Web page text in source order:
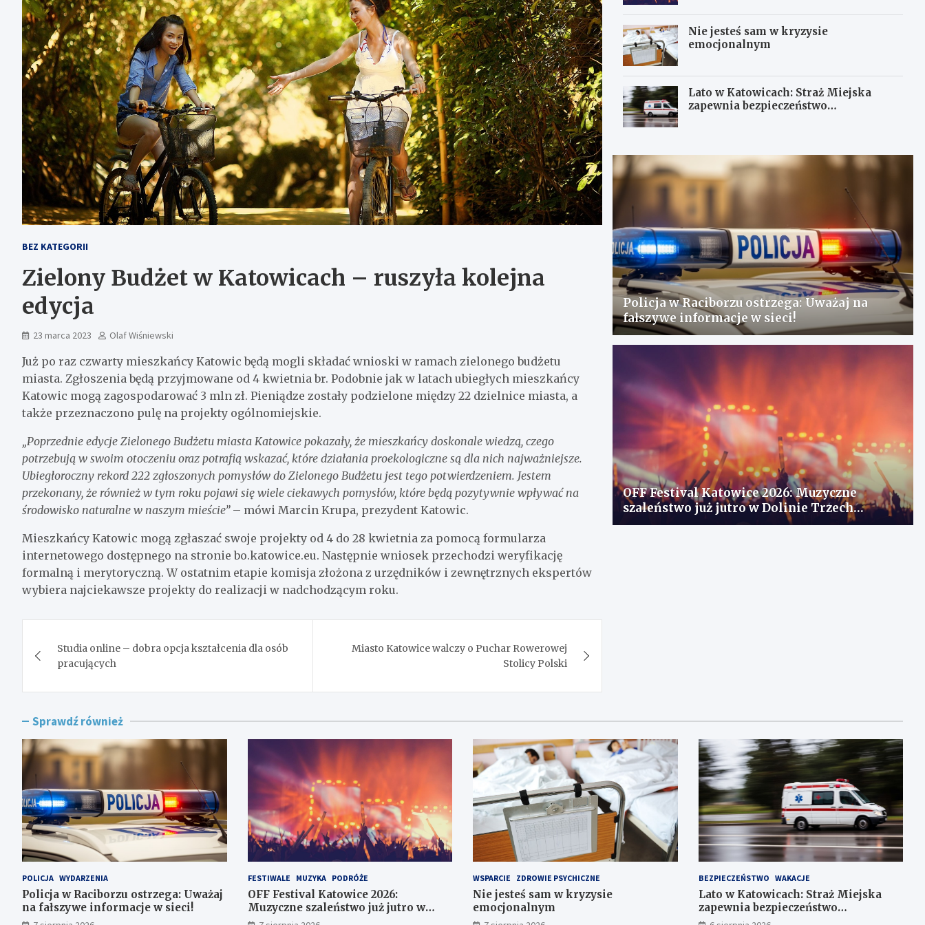
BEZ KATEGORII
Zielony Budżet w Katowicach – ruszyła kolejna
edycja
23 marca 2023 Olaf Wiśniewski
Już po raz czwarty mieszkańcy Katowic będą mogli składać wnioski w ramach zielonego budżetu
miasta. Zgłoszenia będą przyjmowane od 4 kwietnia br. Podobnie jak w latach ubiegłych mieszkańcy
Katowic mogą zagospodarować 3 mln zł. Pieniądze zostały podzielone między 22 dzielnice miasta, a
także przeznaczono pulę na projekty ogólnomiejskie.
„Poprzednie edycje Zielonego Budżetu miasta Katowice pokazały, że mieszkańcy doskonale wiedzą, czego
potrzebują w swoim otoczeniu oraz potrafią wskazać, które działania proekologiczne są dla nich najważniejsze.
Ubiegłoroczny rekord 222 zgłoszonych pomysłów do Zielonego Budżetu jest tego potwierdzeniem. Jestem
przekonany, że również w tym roku pojawi się wiele ciekawych pomysłów, które będą pozytywnie wpływać na
środowisko naturalne w naszym mieście”– mówi Marcin Krupa, prezydent Katowic.
Mieszkańcy Katowic mogą zgłaszać swoje projekty od 4 do 28 kwietnia za pomocą formularza
internetowego dostępnego na stronie bo.katowice.eu. Następnie wniosek przechodzi weryfikację
formalną i merytoryczną. W ostatnim etapie komisja złożona z urzędników i zewnętrznych ekspertów
wybiera najciekawsze projekty do realizacji w nadchodzącym roku.
wpisu
Studia online – dobra opcja kształcenia dla osób
pracujących
Miasto Katowice walczy o Puchar Rowerowej
Stolicy Polski
Nie jesteś sam w kryzysie
emocjonalnym
Lato w Katowicach: Straż Miejska
zapewnia bezpieczeństwo
Policja w Raciborzu ostrzega: Uważaj na
fałszywe informacje w sieci!
OFF Festival Katowice 2026: Muzyczne
szaleństwo już jutro w Dolinie Trzech
Stawów!
Sprawdź również
POLICJA WYDARZENIA
Policja w Raciborzu ostrzega: Uważaj
na fałszywe informacje w sieci!
FESTIWALE MUZYKA PODRÓŻE
OFF Festival Katowice 2026:
Muzyczne szaleństwo już jutro w
Dolinie Trzech Stawów!
WSPARCIE ZDROWIE PSYCHICZNE
Nie jesteś sam w kryzysie
emocjonalnym
BEZPIECZEŃSTWO WAKACJE
Lato w Katowicach: Straż Miejska
zapewnia bezpieczeństwo
mieszkańcom